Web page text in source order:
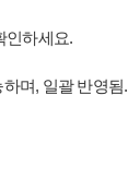
인하세요.
며, 일괄 반영됨.